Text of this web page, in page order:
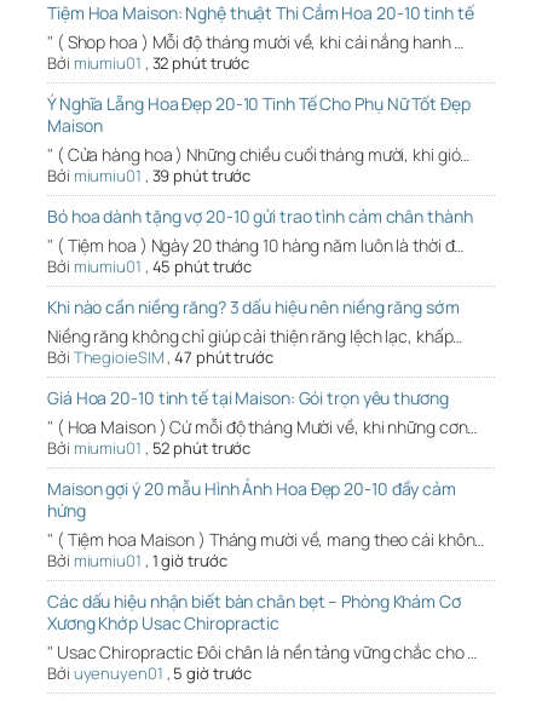
Tiệm Hoa Maison: Nghệ thuật Thi Cắm Hoa 20-10 tinh tế
" ( Shop hoa ) Mỗi độ tháng mười về, khi cái nắng hanh …
Bởi miumiu01 , 32 phút trước
Ý Nghĩa Lẵng Hoa Đẹp 20-10 Tinh Tế Cho Phụ Nữ Tốt Đẹp
Maison
" ( Cửa hàng hoa ) Những chiều cuối tháng mười, khi gió…
Bởi miumiu01 , 39 phút trước
Bó hoa dành tặng vợ 20-10 gửi trao tình cảm chân thành
" ( Tiệm hoa ) Ngày 20 tháng 10 hàng năm luôn là thời đ…
Bởi miumiu01 , 45 phút trước
Khi nào cần niềng răng? 3 dấu hiệu nên niềng răng sớm
Niềng răng không chỉ giúp cải thiện răng lệch lạc, khấp…
Bởi ThegioieSIM,47 phút trước
Giá Hoa 20-10 tinh tế tại Maison: Gói trọn yêu thương
" ( Hoa Maison ) Cứ mỗi độ tháng Mười về, khi những cơn…
Bởi miumiu01 , 52 phút trước
Maison gợi ý 20 mẫu Hình Ảnh Hoa Đẹp 20-10 đầy cảm
hứng
" ( Tiệm hoa Maison ) Tháng mười về, mang theo cái khôn…
Bởi miumiu01 , 1 giờ trước
Các dấu hiệu nhận biết bàn chân bẹt – Phòng Khám Cơ
Xương Khớp Usac Chiropractic
" Usac Chiropractic Đôi chân là nền tảng vững chắc cho …
Bởi uyenuyen01 , 5 giờ trước